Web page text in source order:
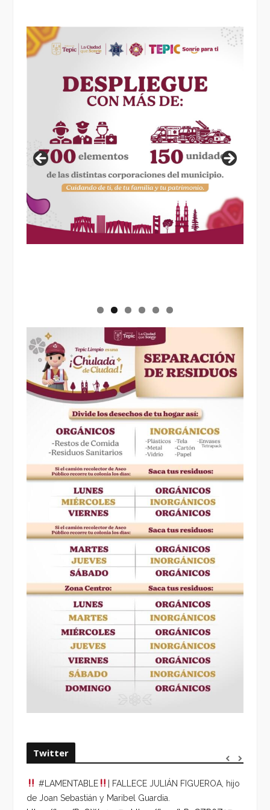
Twitter
#LAMENTABLE
| FALLECE JULIÁN FIGUEROA, hijo
de Joan Sebastián y Maribel Guardia.